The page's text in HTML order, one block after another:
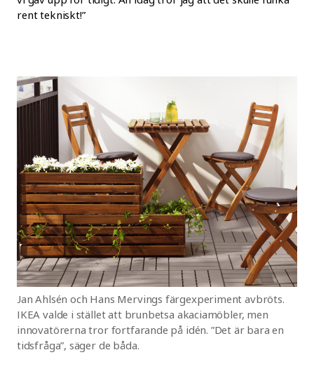
rent tekniskt!”
Jan Ahlsén och Hans Mervings färgexperiment avbröts.
IKEA valde i stället att brunbetsa akaciamöbler, men
innovatörerna tror fortfarande på idén. ”Det är bara en
tidsfråga”, säger de båda.